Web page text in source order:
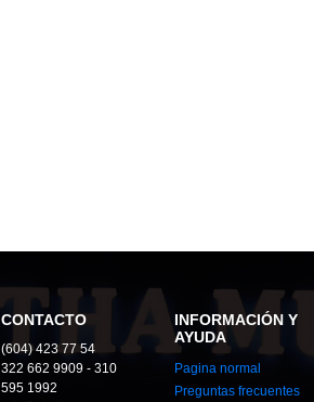
CONTACTO
(604) 423 77 54
322 662 9909 - 310
595 1992
INFORMACIÓN Y
AYUDA
Pagina normal
Preguntas frecuentes